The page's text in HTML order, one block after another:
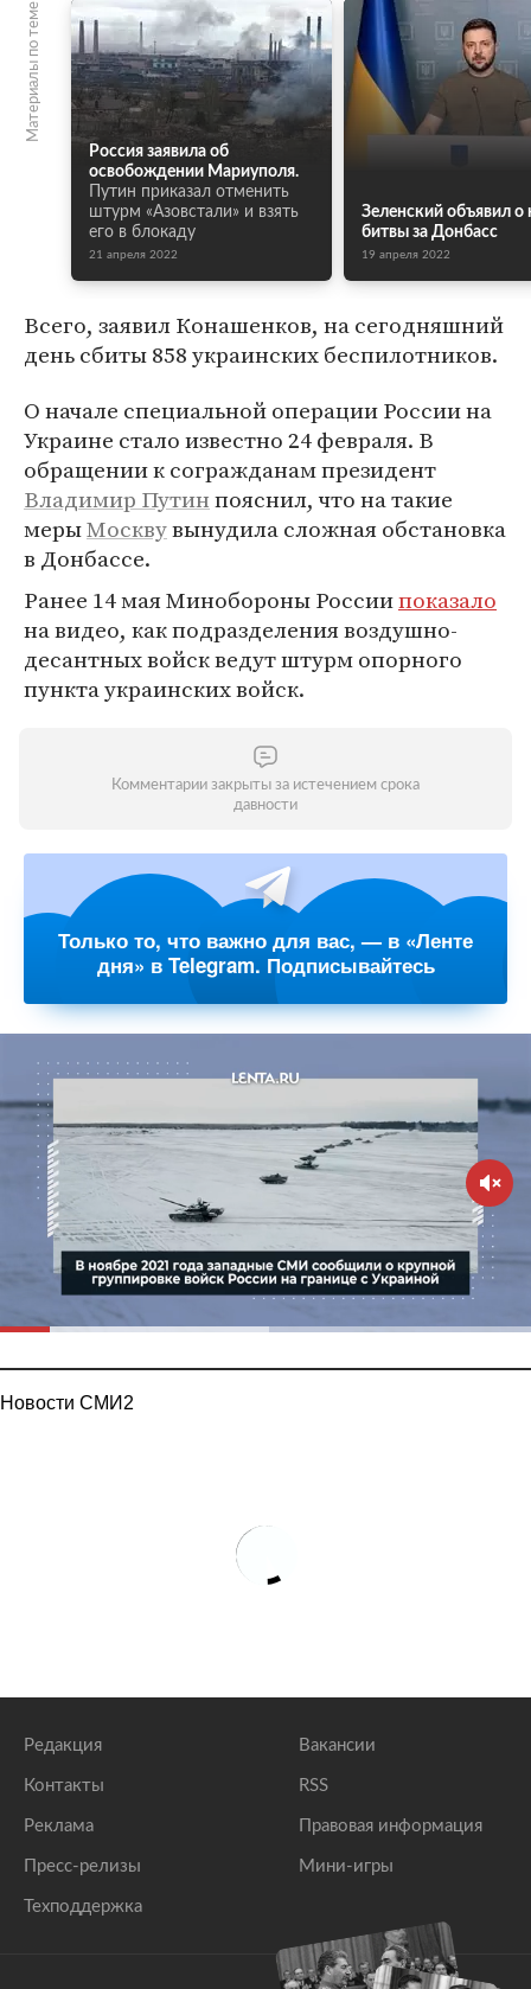
Материалы по теме
Россия заявила об
освобождении Мариуполя.
Путин приказал отменить
штурм «Азовстали» и взять
его в блокаду
21 апреля 2022
Зеленский объявил о
битвы за Донбасс
19 апреля 2022
Всего, заявил Конашенков, на сегодняшний
день сбиты 858 украинских беспилотников.
О начале специальной операции России на
Украине стало известно 24 февраля. В
обращении к согражданам президент
Владимир Путинпояснил, что на такие
мерыМосквувынудила сложная обстановка
в Донбассе.
Ранее 14 мая Минобороны Россиипоказало
на видео, как подразделения воздушно-
десантных войск ведут штурм опорного
пункта украинских войск.
Комментарии закрыты за истечением срока
давности
Только то, что важно для вас, — в «Ленте
дня» в Telegram. Подписывайтесь
Новости СМИ2
Редакция
Контакты
Реклама
Пресс-релизы
Техподдержка
Вакансии
RSS
Правовая информация
Мини-игры